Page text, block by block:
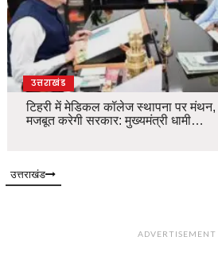
उत्तराखंड
टिहरी में मेडिकल कॉलेज स्थापना पर
मजबूत करेगी सरकार: मुख्यमंत्री धामी…
उत्तराखंड
ADVERTISEMENT